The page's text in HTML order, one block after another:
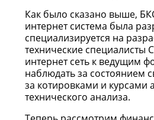
Как было сказано выше,
интернет система была
специализируется на
технические специалисты
интернет сеть к ведущим
наблюдать за состоянием
за котировками и курсами
технического анализа.